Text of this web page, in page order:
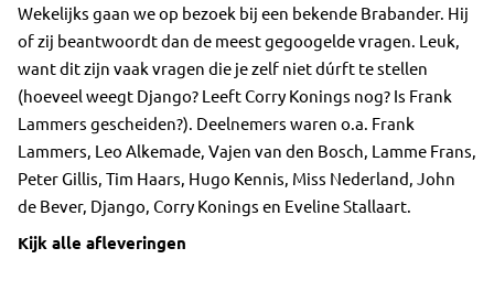
Wekelijks gaan we op bezoek bij een bekende Brabander. Hij
of zij beantwoordt dan de meest gegoogelde vragen. Leuk,
want dit zijn vaak vragen die je zelf niet dúrft te stellen
(hoeveel weegt Django? Leeft Corry Konings nog? Is Frank
Lammers gescheiden?). Deelnemers waren o.a. Frank
Lammers, Leo Alkemade, Vajen van den Bosch, Lamme Frans,
Peter Gillis, Tim Haars, Hugo Kennis, Miss Nederland, John
de Bever, Django, Corry Konings en Eveline Stallaart.
Kijk alle afleveringen